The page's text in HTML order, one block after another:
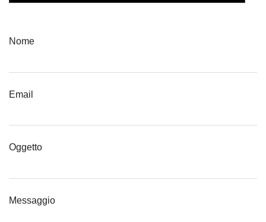
Nome
Email
Oggetto
Messaggio